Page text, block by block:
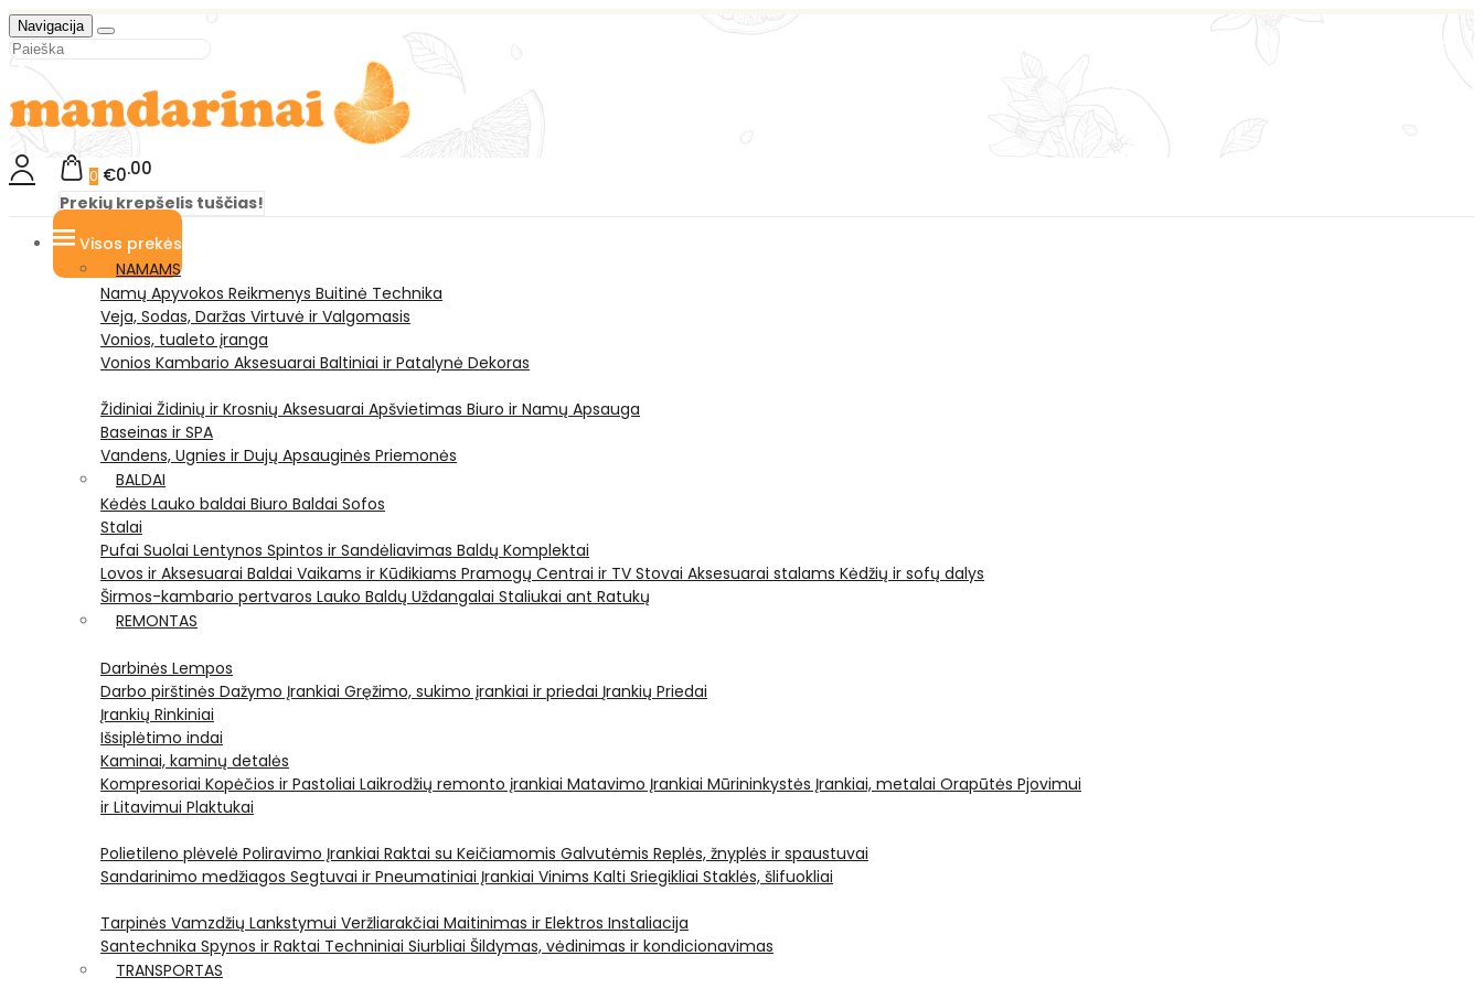
Navigacija
0 €0 00
Prekių krepšelis tuščias!
Visos prekės
NAMAMS
Namų Apyvokos Reikmenys Buitinė Technika
Veja, Sodas, Daržas Virtuvė ir Valgomasis
Vonios, tualeto įranga
Vonios Kambario Aksesuarai Baltiniai ir Patalynė Dekoras
Židiniai Židinių ir Krosnių Aksesuarai Apšvietimas Biuro ir Namų Apsauga
Baseinas ir SPA
Vandens, Ugnies ir Dujų Apsauginės Priemonės
BALDAI
Kėdės Lauko baldai Biuro Baldai Sofos
Stalai
Pufai Suolai Lentynos Spintos ir Sandėliavimas Baldų Komplektai
Lovos ir Aksesuarai Baldai Vaikams ir Kūdikiams Pramogų Centrai ir TV Stovai Aksesuarai stalams Kėdžių ir sofų dalys
Širmos-kambario pertvaros Lauko Baldų Uždangalai Staliukai ant Ratukų
REMONTAS
Darbinės Lempos
Darbo pirštinės Dažymo Įrankiai Gręžimo, sukimo įrankiai ir priedai Įrankių Priedai
Įrankių Rinkiniai
Išsiplėtimo indai
Kaminai, kaminų detalės
Kompresoriai Kopėčios ir Pastoliai Laikrodžių remonto įrankiai Matavimo Įrankiai Mūrininkystės Įrankiai, metalai Orapūtės Pjovimui
ir Litavimui Plaktukai
Polietileno plėvelė Poliravimo Įrankiai Raktai su Keičiamomis Galvutėmis Replės, žnyplės ir spaustuvai
Sandarinimo medžiagos Segtuvai ir Pneumatiniai Įrankiai Vinims Kalti Sriegikliai Staklės, šlifuokliai
Tarpinės Vamzdžių Lankstymui Veržliarakčiai Maitinimas ir Elektros Instaliacija
Santechnika Spynos ir Raktai Techniniai Siurbliai Šildymas, vėdinimas ir kondicionavimas
TRANSPORTAS